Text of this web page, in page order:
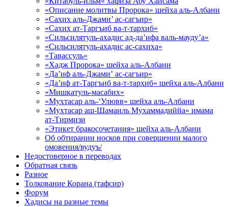
«Описание молитвы Пророка» шейха аль-Албани
«Сахих аль-Джами’ ас-сагъир»
«Сахих ат-Таргъиб ва-т-тархиб»
«Сильсилятуль-ахадис ад-да’ифа валь-мауду’а»
«Сильсилятуль-ахадис ас-сахиха»
«Тавассуль»
«Хадж Пророка» шейха аль-Албани
«Да’иф аль-Джами’ ас-сагъир»
«Да’иф ат-Таргъиб ва-т-тархиб» шейха аль-Албани
«Мишкатуль-масабих»
«Мухтасар аль-‘Улювв» шейха аль-Албани
«Мухтасар аш-Шамаиль Мухаммадиййа» имама
ат-Тирмизи
«Этикет бракосочетания» шейха аль-Албани
Об обтирании носков при совершении малого
омовения/вудуъ/
Недостоверное в переводах
Обратная связь
Разное
Толкование Корана (тафсир)
Форум
Хадисы на разные темы